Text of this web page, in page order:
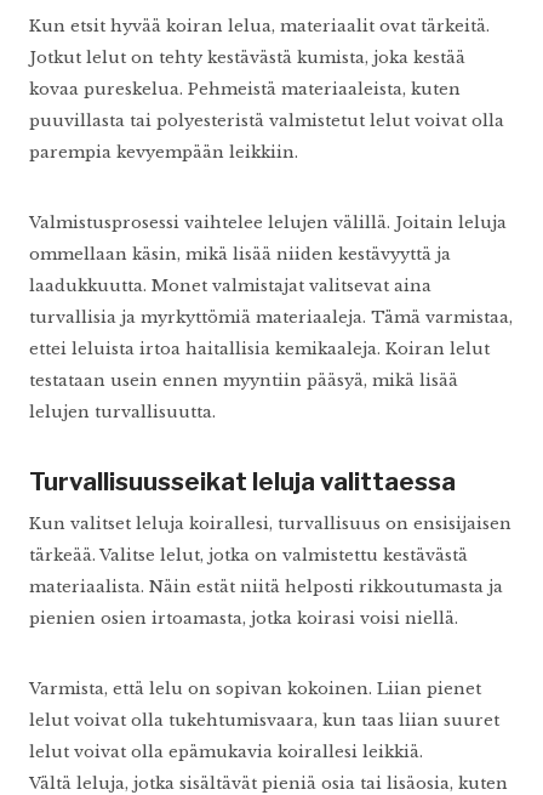
Kun etsit hyvää koiran lelua, materiaalit ovat tärkeitä.
Jotkut lelut on tehty kestävästä kumista, joka kestää
kovaa pureskelua. Pehmeistä materiaaleista, kuten
puuvillasta tai polyesteristä valmistetut lelut voivat olla
parempia kevyempään leikkiin.
Valmistusprosessi vaihtelee lelujen välillä. Joitain leluja
ommellaan käsin, mikä lisää niiden kestävyyttä ja
laadukkuutta. Monet valmistajat valitsevat aina
turvallisia ja myrkyttömiä materiaaleja. Tämä varmistaa,
ettei leluista irtoa haitallisia kemikaaleja. Koiran lelut
testataan usein ennen myyntiin pääsyä, mikä lisää
lelujen turvallisuutta.
Turvallisuusseikat leluja valittaessa
Kun valitset leluja koirallesi, turvallisuus on ensisijaisen
tärkeää. Valitse lelut, jotka on valmistettu kestävästä
materiaalista. Näin estät niitä helposti rikkoutumasta ja
pienien osien irtoamasta, jotka koirasi voisi niellä.
Varmista, että lelu on sopivan kokoinen. Liian pienet
lelut voivat olla tukehtumisvaara, kun taas liian suuret
lelut voivat olla epämukavia koirallesi leikkiä.
Vältä leluja, jotka sisältävät pieniä osia tai lisäosia, kuten